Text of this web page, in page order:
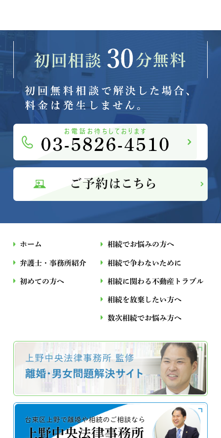
ホーム
弁護士・事務所紹介
初めての方へ
相続でお悩みの方へ
相続で争わないために
相続に関わる不動産トラブル
相続を放棄したい方へ
数次相続でお悩み⽅へ